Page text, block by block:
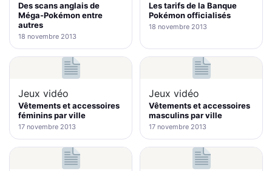
Des scans anglais de
Méga-Pokémon entre
autres
18 novembre 2013
Les tarifs de la Banque
Pokémon officialisés
18 novembre 2013
Jeux vidéo
Vêtements et accessoires
féminins par ville
17 novembre 2013
Jeux vidéo
Vêtements et accessoires
masculins par ville
17 novembre 2013